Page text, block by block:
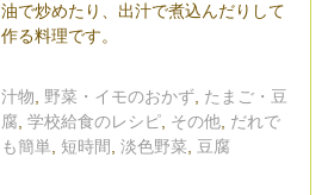
油で炒めたり、出汁で煮込んだりして
作る料理です。
汁物 野菜・イモのおかず たまご・豆
腐 学校給食のレシピ その他 だれで
も簡単
短時間 淡色野菜 豆腐